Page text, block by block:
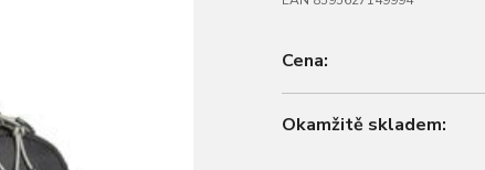
Cena:
Okamžitě skladem: